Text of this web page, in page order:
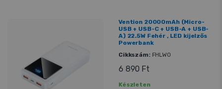
Vention 20000mAh (Micro-
USB + USB-C + USB-A + USB-
A) 22.5W Fehér , LED kijelzős
Powerbank
Cikkszám: FHLW0
6 890 Ft
Készleten